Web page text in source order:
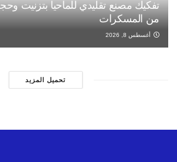
من المسكرات
أغسطس 8, 2026
تحميل المزيد